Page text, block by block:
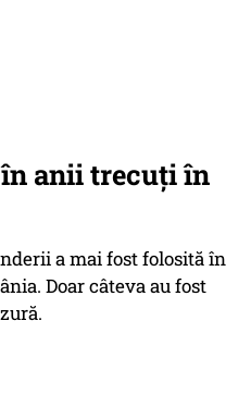
anii trecuți în
a mai fost folosită în
Doar câteva au fost